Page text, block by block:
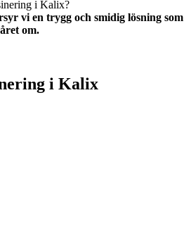
i Kalix?
vi en trygg och smidig lösning som
om.
i Kalix